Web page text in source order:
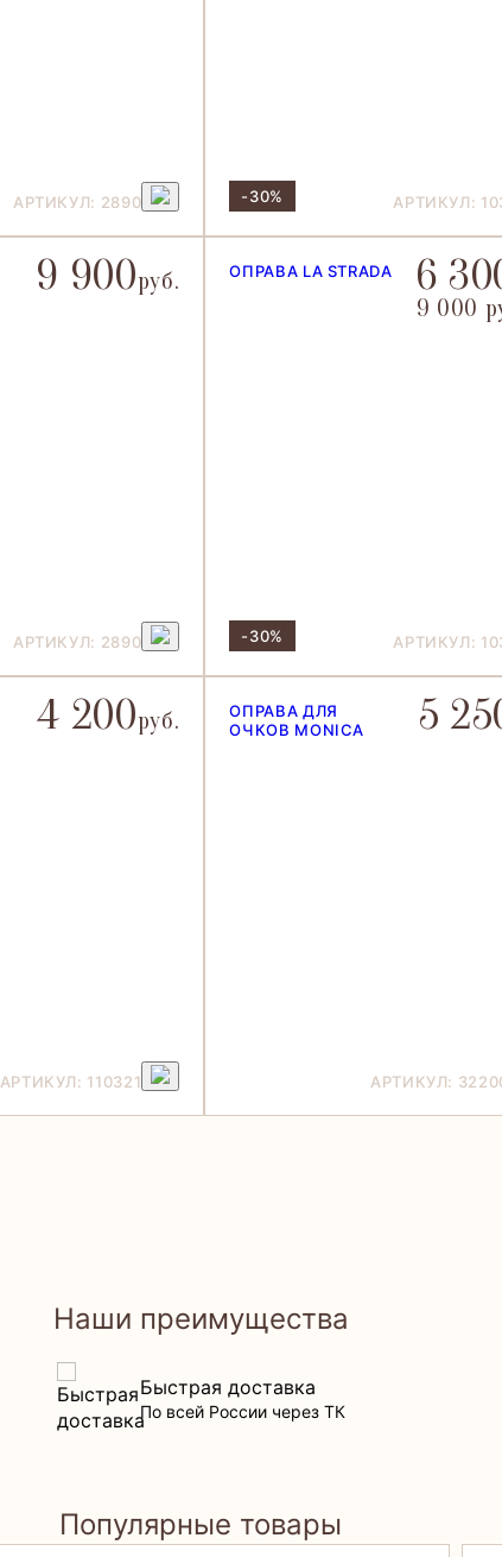
АРТИКУЛ: 2890 -30% АРТИКУЛ:
9 900руб.
АРТИКУЛ: 2890
ОПРАВА LA STRADA 6
9 000
-30% АРТИКУЛ:
4 200руб.
АРТИКУЛ: 110321
ОПРАВА ДЛЯ
ОЧКОВ MONICA
5
АРТИКУЛ:
Наши преимущества
Быстрая доставка
По всей России через ТК
Популярные товары